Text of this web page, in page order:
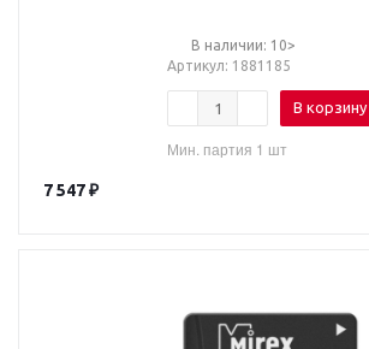
MC256KA/APC
В наличии: 10>
Артикул: 1881185
В корзину
Мин. партия 1 шт
7 547₽